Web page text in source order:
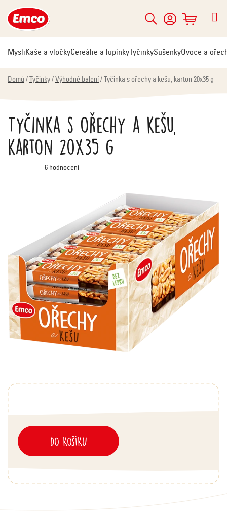
na
obsah
Hledat
NÁKUPNÍ
KOŠÍK
MysliKaše a vločkyCereálie a lupínky TyčinkySušenkyOvoce a
Domů / Tyčinky / Výhodné balení / Tyčinka s ořechy a kešu, karton 20x35 g
DO KOŠÍKU
Tyčinka s ořechy a kešu,
karton 20x35 g
Průměrné
hodnocení
6 hodnocení